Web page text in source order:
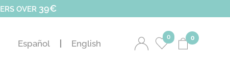
OVER 39€
Español English
0 0